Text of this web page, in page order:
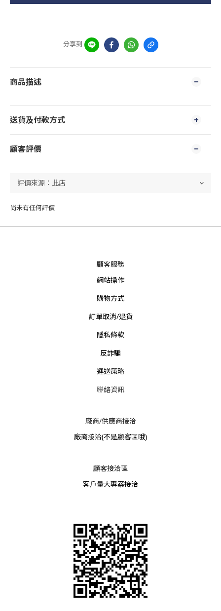
分享到
商品描述
送貨及付款方式
顧客評價
尚未有任何評價
顧客服務
網站操作
購物方式
訂單取消/退貨
隱私條款
反詐騙
運送策略
聯絡資訊
廠商/供應商接洽
廠商接洽(不是顧客區哦)
顧客接洽區
客戶量大專案接洽